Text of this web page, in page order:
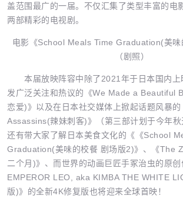
盖范围最广的一届。不仅汇集了类型丰富的电
两部精彩的电视剧。
电影《School Meals Time Graduation(美味
（剧照）
本届放映阵容中除了2021年于日本国内上
发广泛关注和热议的《We Made a Beautiful
恋爱)》以及在日本社交媒体上掀起话题风暴
Assassins(辣妹刺客)》（第三部计划于今年秋
还有带大家了解日本美食文化的《《School
Graduation(美味的校餐 剧场版2)》、《The
二个月)》、而世界的动画巨匠手冢治虫的原
EMPEROR LEO, aka KIMBA THE WHITE
版)》的全新4K修复版也将迎来全球首映！